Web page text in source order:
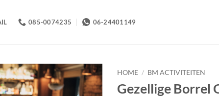
085-0074235 06-24401149
HOME / BM ACTIVITEITEN
Gezellige Borrel